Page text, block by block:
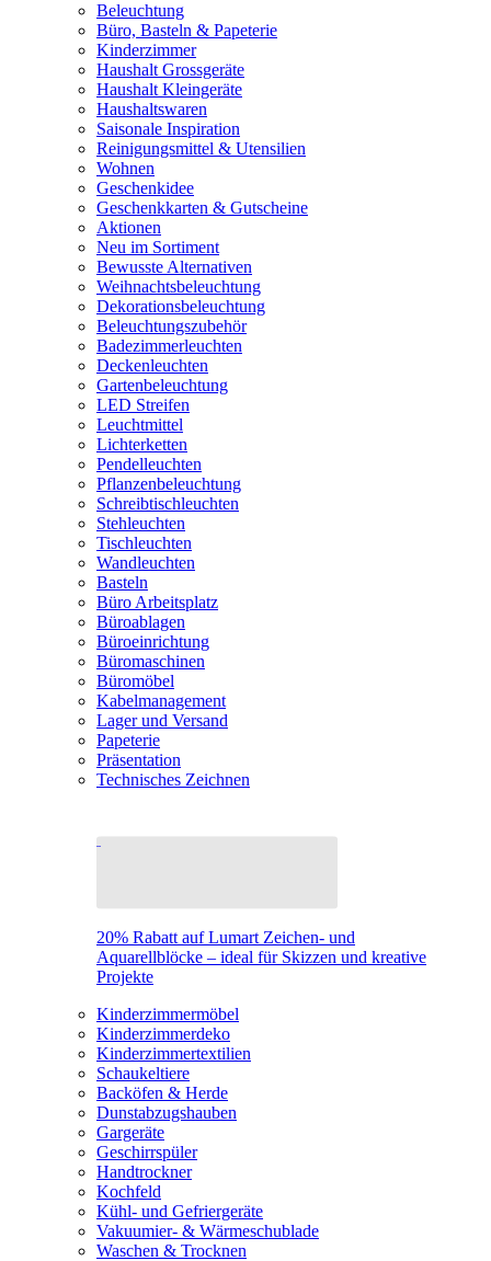
Beleuchtung
Büro, Basteln & Papeterie
Kinderzimmer
Haushalt Grossgeräte
Haushalt Kleingeräte
Haushaltswaren
Saisonale Inspiration
Reinigungsmittel & Utensilien
Wohnen
Geschenkidee
Geschenkkarten & Gutscheine
Aktionen
Neu im Sortiment
Bewusste Alternativen
Weihnachtsbeleuchtung
Dekorationsbeleuchtung
Beleuchtungszubehör
Badezimmerleuchten
Deckenleuchten
Gartenbeleuchtung
LED Streifen
Leuchtmittel
Lichterketten
Pendelleuchten
Pflanzenbeleuchtung
Schreibtischleuchten
Stehleuchten
Tischleuchten
Wandleuchten
Basteln
Büro Arbeitsplatz
Büroablagen
Büroeinrichtung
Büromaschinen
Büromöbel
Kabelmanagement
Lager und Versand
Papeterie
Präsentation
Technisches Zeichnen
20% Rabatt auf Lumart Zeichen- und
Aquarellblöcke – ideal für Skizzen und kreative
Projekte
Kinderzimmermöbel
Kinderzimmerdeko
Kinderzimmertextilien
Schaukeltiere
Backöfen & Herde
Dunstabzugshauben
Gargeräte
Geschirrspüler
Handtrockner
Kochfeld
Kühl- und Gefriergeräte
Vakuumier- & Wärmeschublade
Waschen & Trocknen